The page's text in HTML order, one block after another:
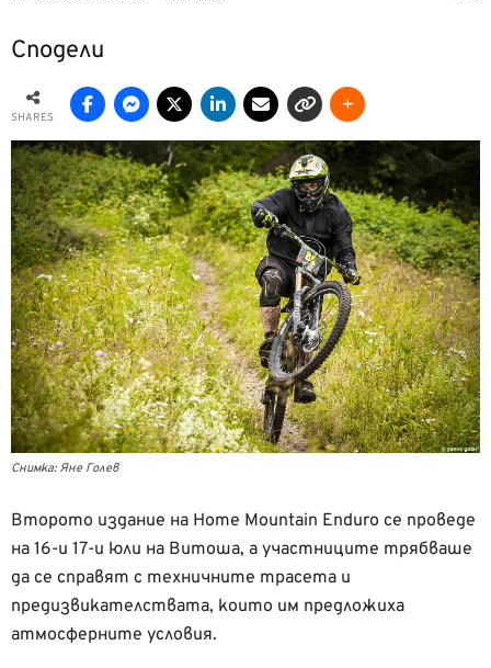
Сподели
SHARES
Снимка: Яне Голев
Второто издание на Home Mountain Enduro се проведе
на 16-и 17-и юли на Витоша, а участниците трябваше
да се справят с техничните трасета и
предизвикателствата, които им предложиха
атмосферните условия.